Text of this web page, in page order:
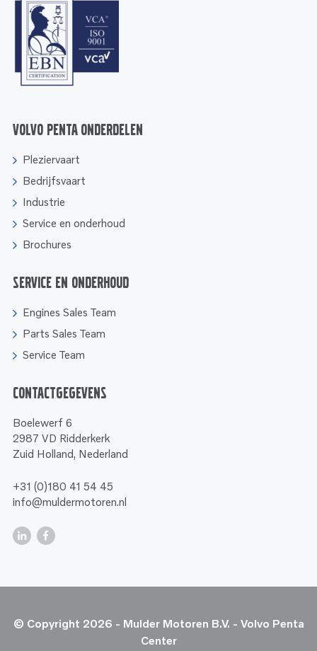
Volvo Penta onderdelen
Pleziervaart
Bedrijfsvaart
Industrie
Service en onderhoud
Brochures
Service en onderhoud
Engines Sales Team
Parts Sales Team
Service Team
Contactgegevens
Boelewerf 6
2987 VD Ridderkerk
Zuid Holland, Nederland
+31 (0)180 41 54 45
info@muldermotoren.nl
© Copyright 2026 - Mulder Motoren B.V. - Volvo Penta
Center